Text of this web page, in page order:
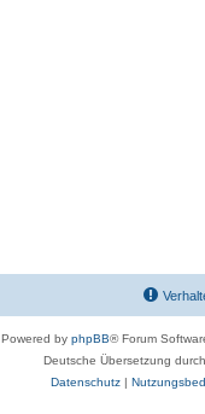
Powered by phpBB® Forum
Deutsche Übersetzung durch
Datenschutz|